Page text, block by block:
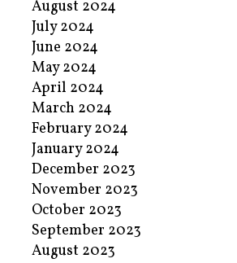
August 2024
July 2024
June 2024
May 2024
April 2024
March 2024
February 2024
January 2024
December 2023
November 2023
October 2023
September 2023
August 2023